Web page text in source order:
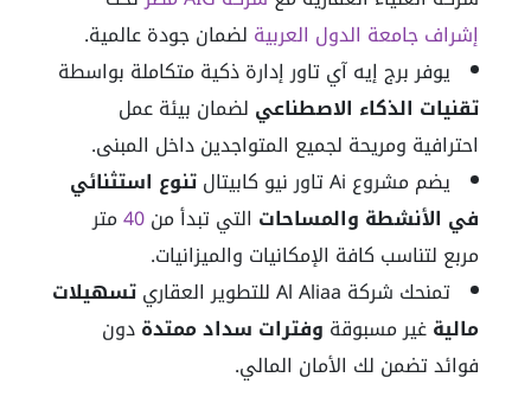
إشراف جامعة الدول العربية لضمان جودة عالمية.
يوفر برج إيه آي تاور إدارة ذكية متكاملة بواسطة
تقنيات الذكاء الاصطناعي لضمان بيئة عمل
احترافية ومريحة لجميع المتواجدين داخل المبنى.
يضم مشروع Ai تاور نيو كابيتال
تنوع استثنائي
في الأنشطة والمساحات التي تبدأ من40متر
مربع لتناسب كافة الإمكانيات والميزانيات.
تمنحك شركة Al Aliaa للتطوير العقاري
تسهيلات
ماليةغير مسبوقة وفترات سداد ممتدةدون
فوائد تضمن لك الأمان المالي.